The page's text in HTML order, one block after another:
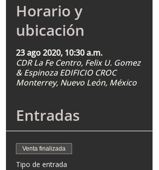
Horario y
ubicación
23 ago 2020, 10:30 a.m.
CDR La Fe Centro, Felix U. Gomez
& Espinoza EDIFICIO CROC
Monterrey, Nuevo León, México
Entradas
Venta finalizada
Tipo de entrada